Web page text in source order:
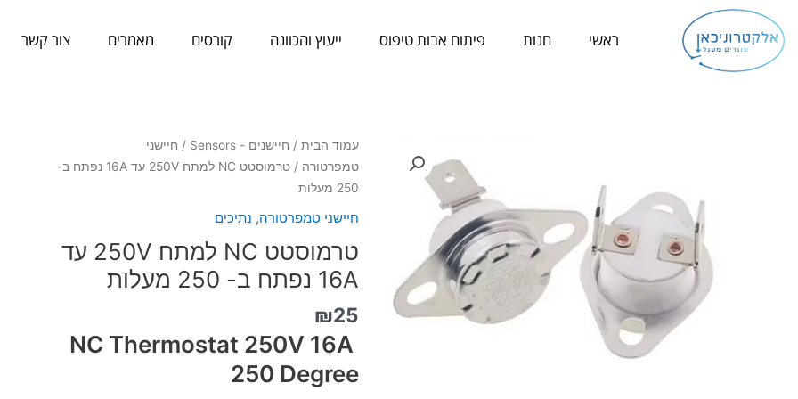
לתוכן
ראשי חנות פיתוח אבות טיפוס ייעוץ והכוונה קורסים מאמרים צור קשר
עמוד הבית/ חיישנים - Sensors / חיישני
טמפרטורה
/ טרמוסטט NC למתח 250V עד 16A נפתח ב-
250 מעלות
חיישני טמפרטורה, נתיכים
טרמוסטט NC למתח 250V עד
16A נפתח ב- 250 מעלות
₪25
NC Thermostat 250V 16A
250 Degree
כמות
של
טרמוסטט
250V
עד
16A
נפתח
ב-
250
מעלות